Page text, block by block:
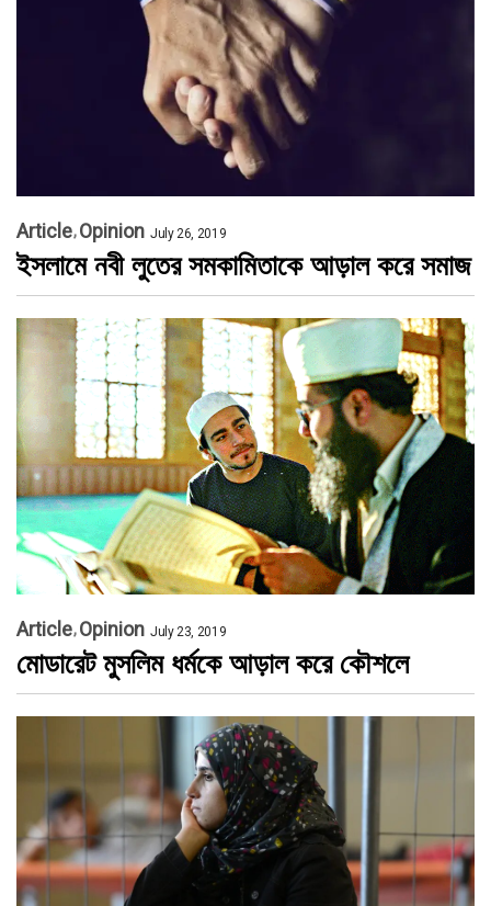
Article Opinion July 26, 2019
ইসলামে নবী লুতের সমকামিতাকে আড়াল করে সমাজ
Article Opinion July 23, 2019
মোডারেট মুসলিম ধর্মকে আড়াল করে কৌশলে